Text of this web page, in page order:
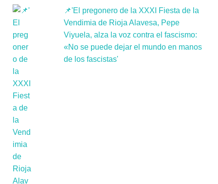
📌'El pregonero de la XXXI Fiesta de la
Vendimia de Rioja Alavesa, Pepe
Viyuela, alza la voz contra el fascismo:
«No se puede dejar el mundo en manos
de los fascistas'